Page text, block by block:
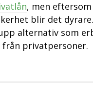
, men
blir det
alternativ som
från privatpersoner.